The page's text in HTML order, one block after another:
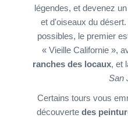
légendes, et devenez
et d'oiseaux du
possibles, le premier
« Vieille Californie »,
ranches des locaux, et
San
Certains tours vous
découverte des